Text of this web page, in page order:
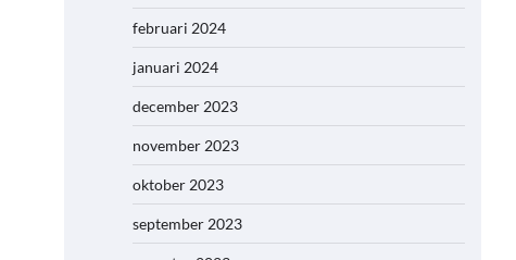
februari 2024
januari 2024
december 2023
november 2023
oktober 2023
september 2023